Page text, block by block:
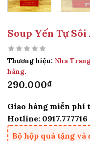
Soup Yến Tự
Thương hiệu: Nha
hàng.
290.000₫
Giao hàng miễn phí
Hotline: 0917.777716
Bộ hộp quà tặng và